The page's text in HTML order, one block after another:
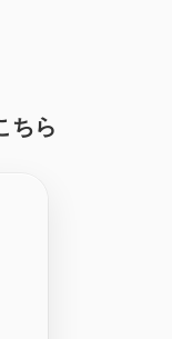
ちら